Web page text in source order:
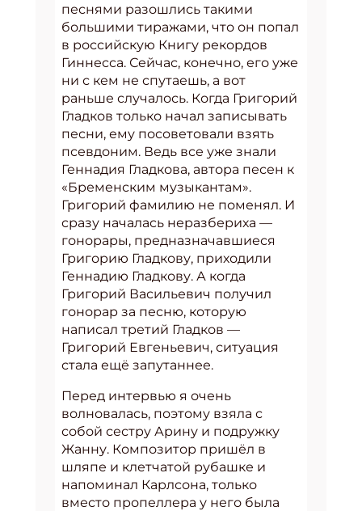
песнями разошлись такими
большими тиражами, что он попал
в российскую Книгу рекордов
Гиннесса. Сейчас, конечно, его уже
ни с кем не спутаешь, а вот
раньше случалось. Когда Григорий
Гладков только начал записывать
песни, ему посоветовали взять
псевдоним. Ведь все уже знали
Геннадия Гладкова, автора песен к
«Бременским музыкантам».
Григорий фамилию не поменял. И
сразу началась неразбериха —
гонорары, предназначавшиеся
Григорию Гладкову, приходили
Геннадию Гладкову. А когда
Григорий Васильевич получил
гонорар за песню, которую
написал третий Гладков —
Григорий Евгеньевич, ситуация
стала ещё запутаннее.
Перед интервью я очень
волновалась, поэтому взяла с
собой сестру Арину и подружку
Жанну. Композитор пришёл в
шляпе и клетчатой рубашке и
напоминал Карлсона, только
вместо пропеллера у него была